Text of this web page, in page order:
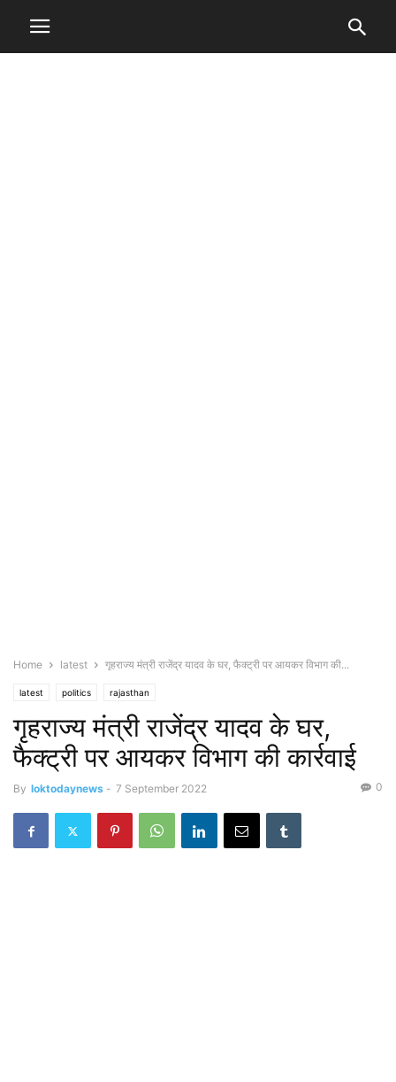
Home latest गृहराज्य मंत्री राजेंद्र यादव के घर, फैक्ट्री पर आयकर विभाग की...
latest politics rajasthan
गृहराज्य मंत्री राजेंद्र यादव के घर,
फैक्ट्री पर आयकर विभाग की कार्रवाई
By loktodaynews - 7 September 2022 0